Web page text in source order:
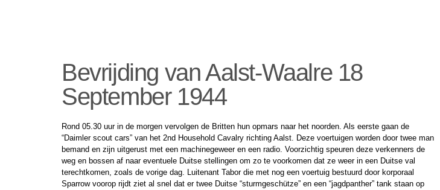
Bevrijding van Aalst-Waalre 18
September 1944
Rond 05.30 uur in de morgen vervolgen de Britten hun opmars naar het noorden. Als eerste gaan de
“Daimler scout cars” van het 2nd Household Cavalry richting Aalst. Deze voertuigen worden door twee man
bemand en zijn uitgerust met een machinegeweer en een radio. Voorzichtig speuren deze verkenners de
weg en bossen af naar eventuele Duitse stellingen om zo te voorkomen dat ze weer in een Duitse val
terechtkomen, zoals de vorige dag. Luitenant Tabor die met nog een voertuig bestuurd door korporaal
Sparrow voorop rijdt ziet al snel dat er twee Duitse “sturmgeschütze” en een “jagdpanther” tank staan op